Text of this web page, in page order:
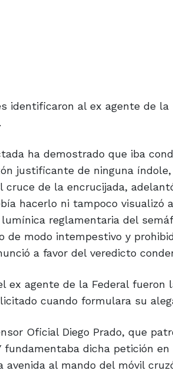
identificaron al ex agente de
ha demostrado que iba
justificante de ninguna
cruce de la encrucijada,
hacerlo ni tampoco visualizó
reglamentaria del
de modo intempestivo y
a favor del veredicto
ex agente de la Federal
cuando formulara su
Oficial Diego Prado, que
fundamentaba dicha petición
avenida al mando del móvil